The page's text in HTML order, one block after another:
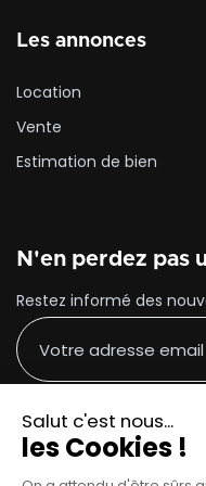
Les annonces
Location
Vente
Estimation de bien
N'en perdez pas
Restez informé des